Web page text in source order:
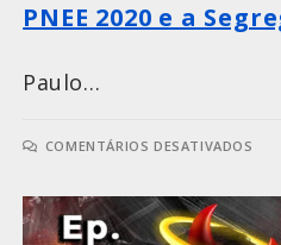
PNEE 2020 e a
Paulo…
COMENTÁRIOS DESATIVADOS